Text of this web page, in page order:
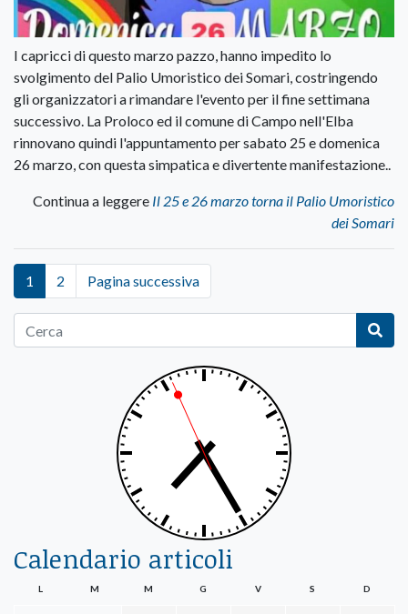
I capricci di questo marzo pazzo, hanno impedito lo
svolgimento del Palio Umoristico dei Somari, costringendo
gli organizzatori a rimandare l'evento per il fine settimana
successivo. La Proloco ed il comune di Campo nell'Elba
rinnovano quindi l'appuntamento per sabato 25 e domenica
26 marzo, con questa simpatica e divertente manifestazione..
Continua a leggere Il 25 e 26 marzo torna il Palio Umoristico
dei Somari
1 2 Pagina successiva
Calendario articoli
L M M G V S D